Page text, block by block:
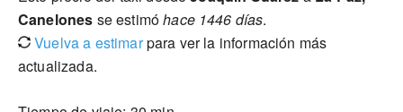
Canelones se estimóhace 1446 días.
Vuelva a estimarpara ver la información más
actualizada.